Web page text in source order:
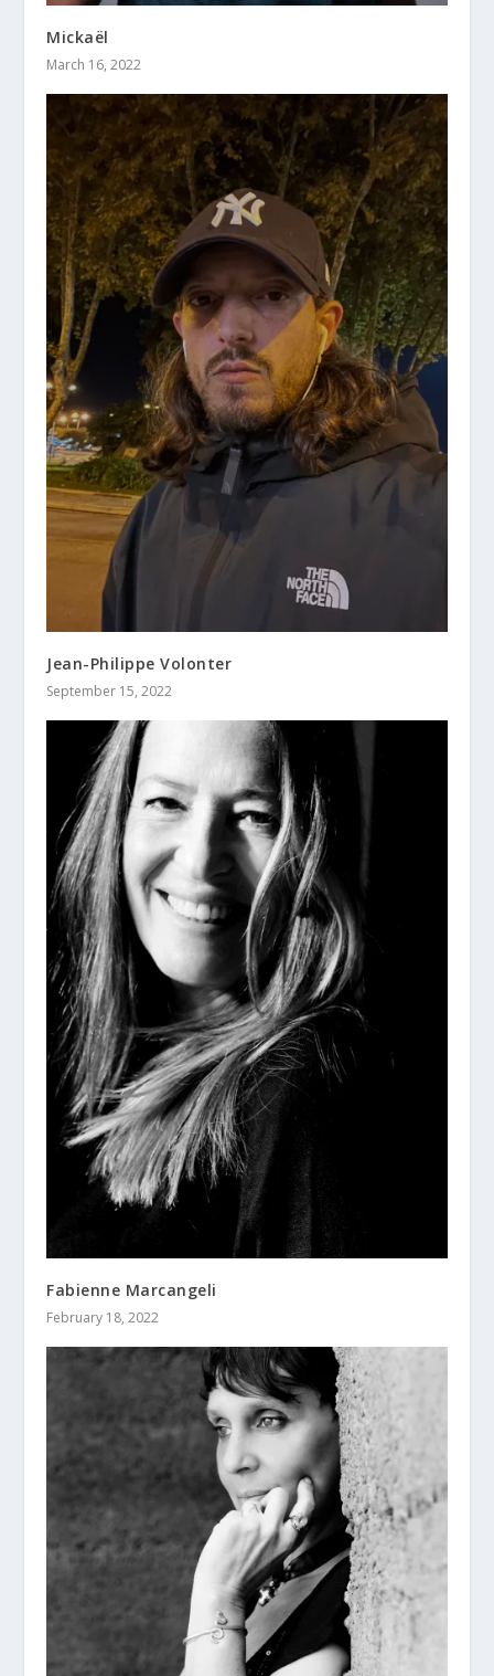
Mickaël
March 16, 2022
Jean-Philippe Volonter
September 15, 2022
Fabienne Marcangeli
February 18, 2022